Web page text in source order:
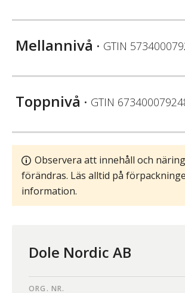
Mellannivå • GTIN
Toppnivå • GTIN
Observera att innehåll och
förändras. Läs alltid på
information.
Dole Nordic AB
ORG. NR.